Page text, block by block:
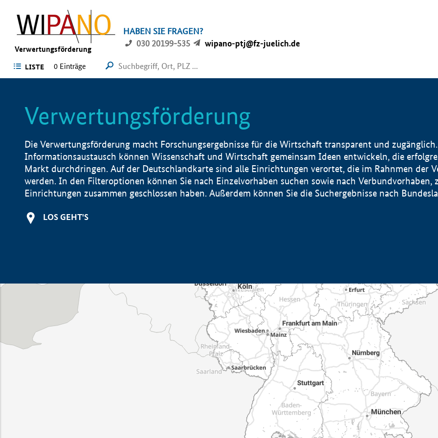
Verwertungsförderung
HABEN SIE FRAGEN?
030 20199-535
wipano-ptj@fz-juelich.de
LISTE 0 Einträge
Verwertungsförderung
Die Verwertungsförderung macht Forschungsergebnisse für die Wirtschaft transparent und
Informationsaustausch können Wissenschaft und Wirtschaft gemeinsam Ideen entwickeln, die
Markt durchdringen. Auf der Deutschlandkarte sind alle Einrichtungen verortet, die im Rahnmen der
werden. In den Filteroptionen können Sie nach Einzelvorhaben suchen sowie nach Verbundvorhaben,
Einrichtungen zusammen geschlossen haben. Außerdem können Sie die Suchergebnisse nach
LOS GEHT'S